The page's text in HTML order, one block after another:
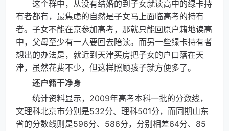
这个群中，从没有结婚的到子女就读高中的绿卡持
有者都有，最焦虑的自然是子女马上面临高考的持有
者。子女不能在京参加高考，那就只能回原户籍地读高
中，父母至少有一人要回去陪读。而另一些绿卡持有者
想出的办法是，就近到天津买房把子女的户口落在天
津，虽然花费不少，但这样照顾孩子就方便多了。
还户籍干净身
统计资料显示，2009年高考本科一批的分数线，
文理科北京市分别是532分、理科501分，而同期山东
省的分数线则是596分、586分，分别相差64分、85